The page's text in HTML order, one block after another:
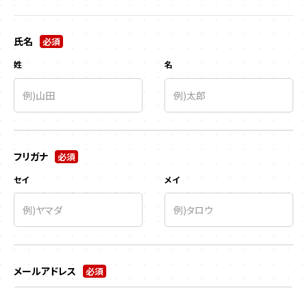
氏名 必須
姓 名
フリガナ 必須
セイ メイ
メールアドレス 必須